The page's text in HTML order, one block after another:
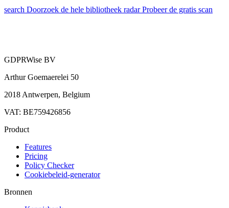
search Doorzoek de hele bibliotheek radarProbeer de gratis scan
GDPRWise BV
Arthur Goemaerelei 50
2018 Antwerpen, Belgium
VAT: BE759426856
Product
Features
Pricing
Policy Checker
Cookiebeleid-generator
Bronnen